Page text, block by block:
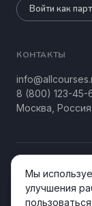
Войти как
КОНТАКТЫ
8 (800) 123-45-
Москва, Россия
Мы
улучшения